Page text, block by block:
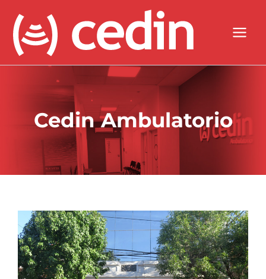
content
Cedin Ambulatorio